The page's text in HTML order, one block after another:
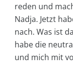
reden und
Nadja. Jetzt
nach. Was ist
habe die
und mich mit